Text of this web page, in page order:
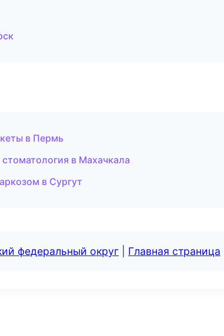
в Пермь
в Махачкала
в Сургут
федеральный округ Главная страница